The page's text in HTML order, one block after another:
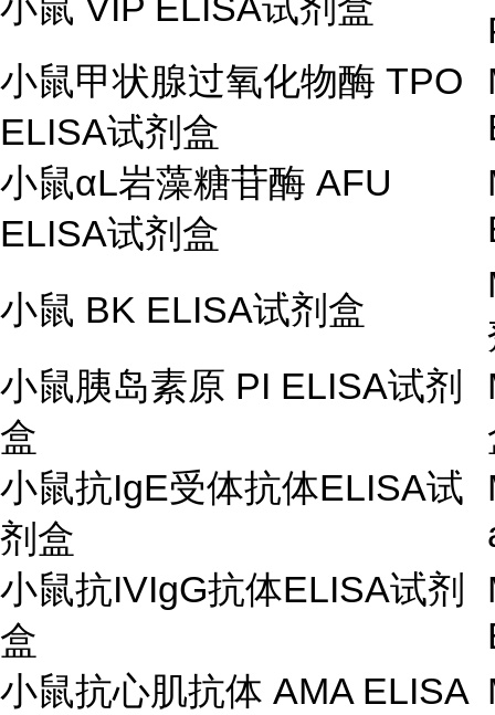
小鼠甲状腺过氧化物酶 TPO
ELISA试剂盒
小鼠αL岩藻糖苷酶 AFU
ELISA试剂盒
小鼠 BK ELISA试剂盒
小鼠胰岛素原 PI ELISA试剂
盒
小鼠抗IgE受体抗体ELISA试
剂盒
小鼠抗IVIgG抗体ELISA试剂
盒
小鼠抗心肌抗体 AMA ELISA